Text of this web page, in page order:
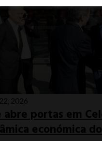
2026
portas em
económica